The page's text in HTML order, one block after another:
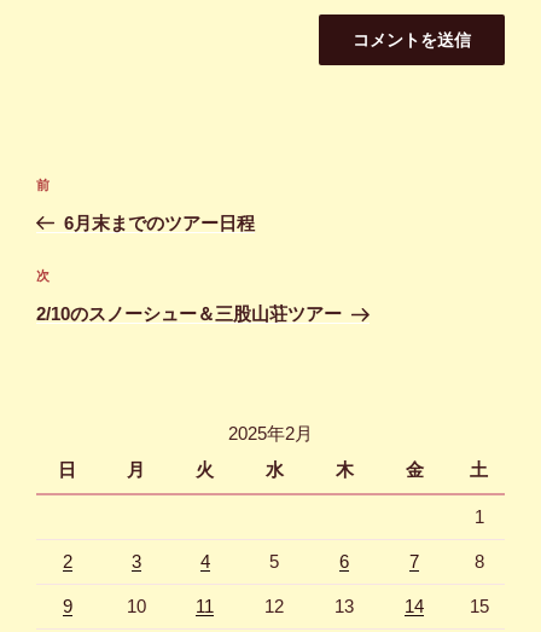
投
ナ
ビ
ゲ
前
の
稿
前
6月末までのツアー日程
次
の
次
2/10のスノーシュー＆三股山荘ツアー
2025年2月
日
月 火 水 木 金 土
1
2 3 4 5 6 7 8
9 10 11 12 13 14 15